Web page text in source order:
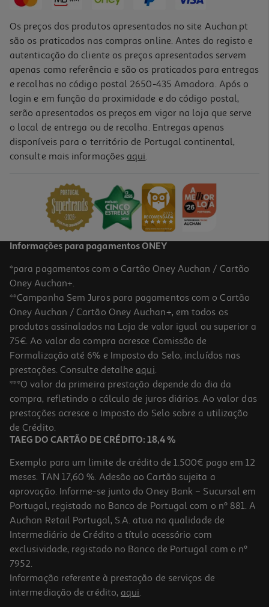
Os preços dos produtos apresentados no site Auchan.pt
são os praticados nas compras online. Antes do registo e
autenticação do cliente os preços apresentados servem
apenas como referência e são os praticados para entregas
e recolhas no código postal 2650-435 Amadora. Após o
login e em função da proximidade e do código postal,
serão apresentados os preços em vigor na loja que serve
o local de entrega ou de recolha. Entregas apenas
disponíveis para o território de Portugal continental,
consulte mais informações aqui.
Informações para pagamentos ONEY
*para pagamentos com o Cartão Oney Auchan / Cartão
Oney Auchan+.
**Campanha Sem Juros para pagamentos com o Cartão
Oney Auchan / Cartão Oney Auchan+, em todos os
produtos assinalados na Loja de valor igual ou superior a
75€. Ao valor da compra acresce Comissão de
Formalização até 6% e Imposto do Selo, incluídos nas
prestações. Consulte detalhe aqui.
***O valor da primeira prestação depende do dia da
compra, refletindo o cálculo de juros diários. Ao valor das
prestações acresce o Imposto do Selo sobre a utilização
de Crédito.
TAEG DO CARTÃO DE CRÉDITO: 18,4 %
Exemplo para um limite de crédito de 1.500€ pago em 12
meses. TAN 17,60 %. Adesão ao Cartão sujeita a
aprovação. Informe-se junto do Oney Bank – Sucursal em
Portugal, registado no Banco de Portugal com o nº 881. A
Auchan Retail Portugal, S.A. atua na qualidade de
Intermediário de Crédito a título acessório com
exclusividade, registado no Banco de Portugal com o nº
7952.
Informação referente à prestação de serviços de
intermediação de crédito, aqui.